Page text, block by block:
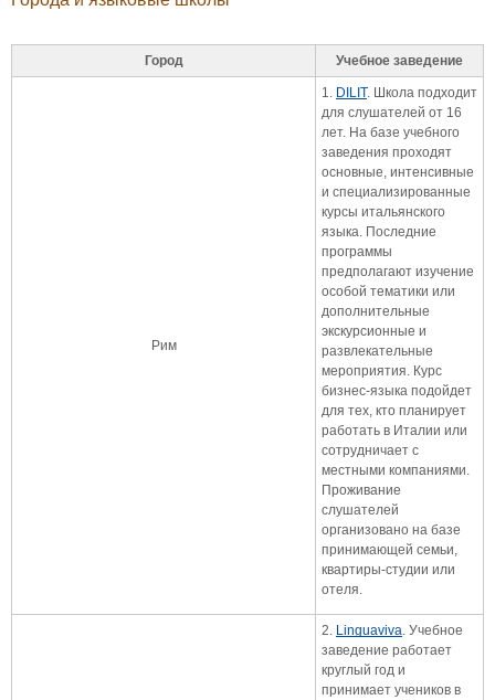
Город Учебное заведение
Рим
1. DILIT. Школа подходит
для слушателей от 16
лет. На базе учебного
заведения проходят
основные, интенсивные
и специализированные
курсы итальянского
языка. Последние
программы
предполагают изучение
особой тематики или
дополнительные
экскурсионные и
развлекательные
мероприятия. Курс
бизнес-языка подойдет
для тех, кто планирует
работать в Италии или
сотрудничает с
местными компаниями.
Проживание
слушателей
организовано на базе
принимающей семьи,
квартиры-студии или
отеля.
2. Linguaviva. Учебное
заведение работает
круглый год и
принимает учеников в